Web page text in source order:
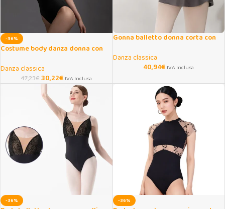
-36%
Costume body danza donna con
Danza classica
47,23€30,22€ IVA Inclusa
Gonna balletto donna corta con
Danza classica
40,94€ IVA Inclusa
-36% -36%